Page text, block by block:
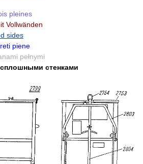
pleines
Vollwänden
sides
piene
pełnymi
стенками